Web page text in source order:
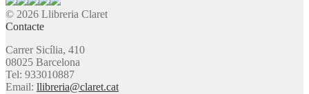
© 2026 Llibreria Claret
Contacte
Carrer Sicília, 410
08025 Barcelona
Tel: 933010887
Email: llibreria@claret.cat